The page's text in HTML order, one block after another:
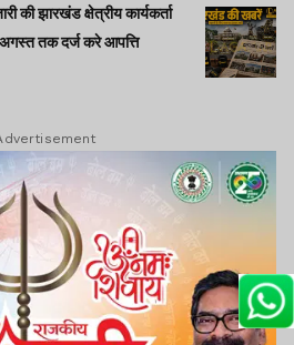
झारखंड क्षेत्रीय कार्यकर्ता
अगस्त तक दर्ज करे आपत्ति